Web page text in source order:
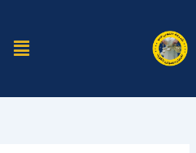
المحتوى
القائمة